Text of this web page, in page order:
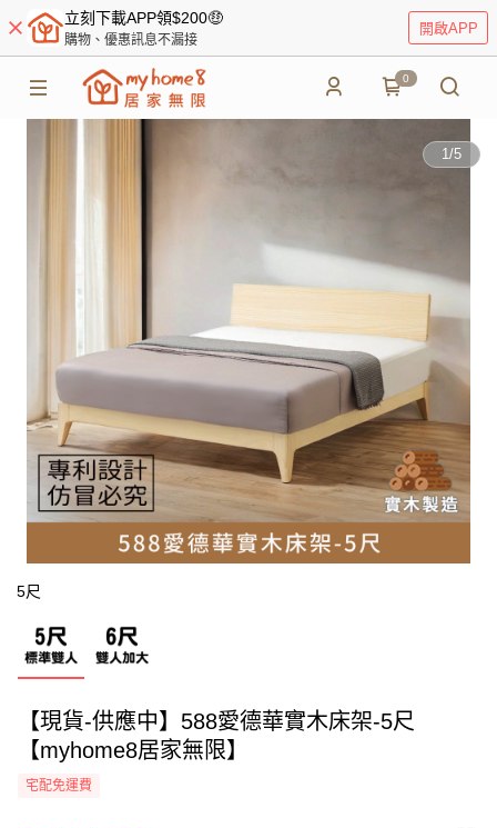
立刻下載APP領$200🤑
購物、優惠訊息不漏接
開啟APP
0
1/5
5尺
【現貨-供應中】588愛德華實木床架-5尺
【myhome8居家無限】
宅配免運費